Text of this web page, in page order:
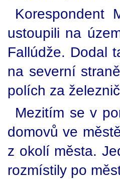
Korespondent
ustoupili na
Fallúdže. Dodal
na severní
polích za
Mezitím se v
domovů ve
z okolí města.
rozmístily po